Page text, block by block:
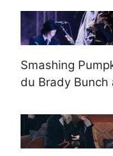
Smashing
du Brady